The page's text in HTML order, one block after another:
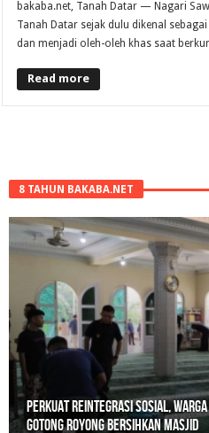
bakaba.net, Tanah Datar — Nagari
Tanah Datar sejak dulu dikenal
dan menjadi oleh-oleh khas saat
Read more
8 TAHUN BAKABA.NET
Perkuat Reintegrasi Sosial,
Gotong Royong Bersihkan Masjid